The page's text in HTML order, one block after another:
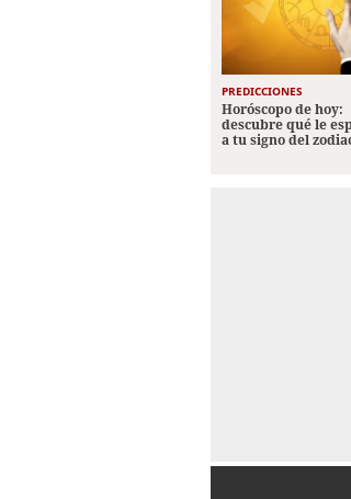
PREDICCIONES
Horóscopo de hoy:
descubre qué le
a tu signo del